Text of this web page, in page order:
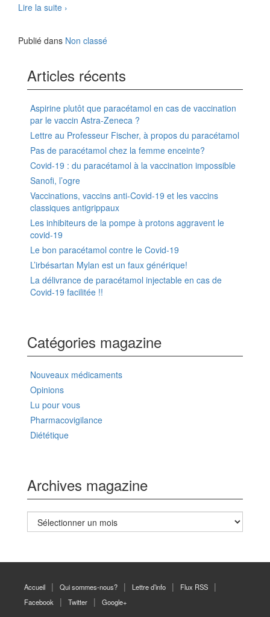
Lire la suite Analyse
sécurité
bases
de
données
médicamenteuses,
des
logiciels
d’aide
à
prescription
et
à
la
›
Publié dans Non classé
Articles récents
Aspirine plutôt que paracétamol en cas de vaccination
par le vaccin Astra-Zeneca ?
Lettre au Professeur Fischer, à propos du paracétamol
Pas de paracétamol chez la femme enceinte?
Covid-19 : du paracétamol à la vaccination impossible
Sanofi, l’ogre
Vaccinations, vaccins anti-Covid-19 et les vaccins
classiques antigrippaux
Les inhibiteurs de la pompe à protons aggravent le
covid-19
Le bon paracétamol contre le Covid-19
L’irbésartan Mylan est un faux générique!
La délivrance de paracétamol injectable en cas de
Covid-19 facilitée !!
Catégories magazine
Nouveaux médicaments
Opinions
Lu pour vous
Pharmacovigilance
Diététique
Archives magazine
Archives
magazine
Accueil Qui sommes-nous? Lettre d’info
Flux RSS
Facebook
Twitter Google+